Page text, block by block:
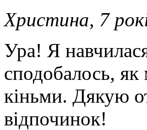
Христина, 7
Ура! Я
сподобалось,
кіньми. Дякую
відпочинок!